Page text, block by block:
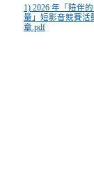
1) 2026 年「陪伴
量」短影音競賽活
章.pdf